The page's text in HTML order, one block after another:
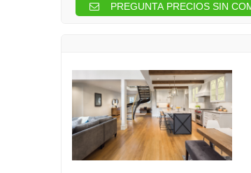
PREGUNTA PRECIOS SIN